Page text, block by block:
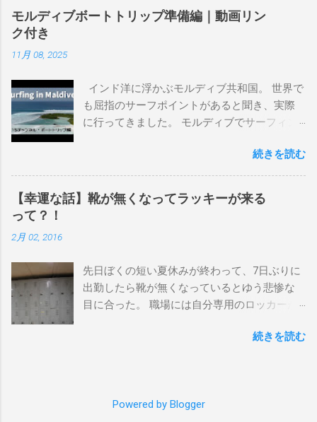
譲って、手元に無いのがほとんどだけど。 色
んなサーフボードに乗って、サーフィンの世
ーメイドビーチ 最もロングライドしてきたポ
イント スナッパー、レインボーベイ、グリ
ーンマウント、クーリービーチ、キラ、レノ
狙っているポイント バーレー、キラ、レイ
ンボーベイ、クーリービーチ 絶対に入りたい
ポイント ベルズビーチ、グレートオーシャ
5'10"×18'3/8×2'3/16 Glassing Team 4×4
Extra Toe patch FCS Dacy 6'0 Nick Maz 5'5"×
18'7/8"×2'5/18 FCS 375mm 295mm Firewire
Slater design OMNI 5' 3"×18'5/8"×2'1/4" Round
モルディブボートトリップ準備編｜動画リン
ク付き
11月 08, 2025
インド洋に浮かぶモルディブ共和国。 世界で
も屈指のサーフポイントがあると聞き、実際
に行ってきました。 モルディブでサーフィン
テルやリゾートに滞在して目の前のブレイク
を独占するスタイル。もうひとつが、複数の
ポイントを巡る「ボートトリップ」です。 今
回はそのボートトリップで、時間と空間の贅
系YouTubeチャンネル「よういちチャンネル
Spirit Kooks」と、国内外のサーフトリップ専
門旅行会社「Geekoutトラベル」さんとのコラ
際に行ったアクセス方法やスケジュールをま
スリランカ・コロンボ空港で乗り換えてモル
続きを読む
【幸運な話】靴が無くなってラッキーが来る
って？！
2月 02, 2016
先日ぼくの短い夏休みが終わって、7日ぶりに
出勤したら靴が無くなっているとゆう悲惨な
目に合った。 職場には自分専用のロッカーが
んでいるのだが、仕事中に履いているシェフ
中には入れたくないのはみんな同じなのだ。
続きを読む
Powered by Blogger